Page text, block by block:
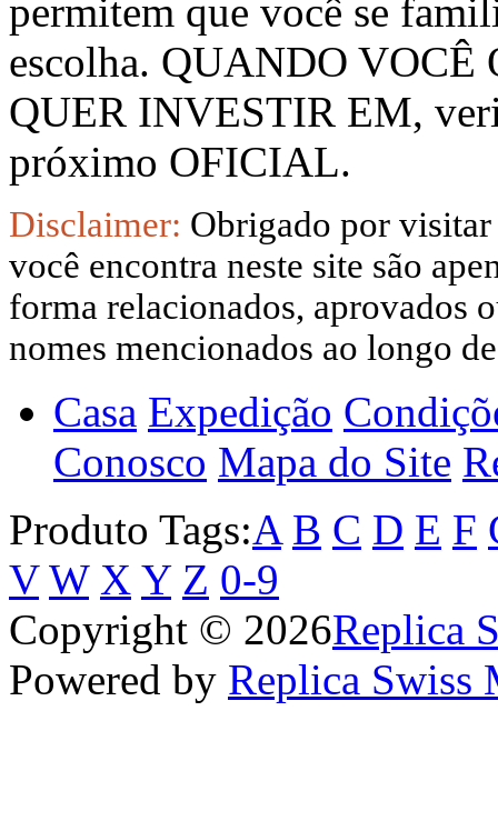
permitem que você se
escolha. QUANDO
QUER INVESTIR EM,
próximo OFICIAL.
Disclaimer: Obrigado por visitar
você encontra neste site são
forma relacionados, aprovados
nomes mencionados ao longo
Casa Expedição
Conosco Mapa do Site
Produto Tags:A B C D E F
V W X Y Z 0-9
Copyright © 2026Replica
Powered by Replica Swiss